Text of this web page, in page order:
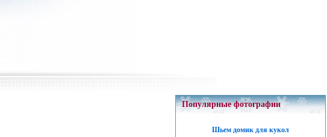
Популярные фотографии
Шьем домик для кукол